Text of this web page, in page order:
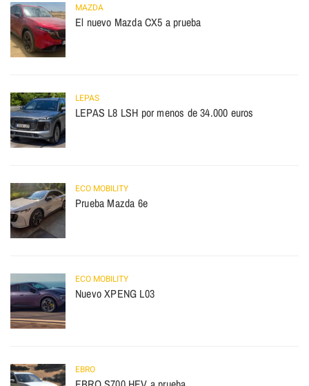
MAZDA
El nuevo Mazda CX5 a prueba
LEPAS
LEPAS L8 LSH por menos de 34.000 euros
ECO MOBILITY
Prueba Mazda 6e
ECO MOBILITY
Nuevo XPENG L03
EBRO